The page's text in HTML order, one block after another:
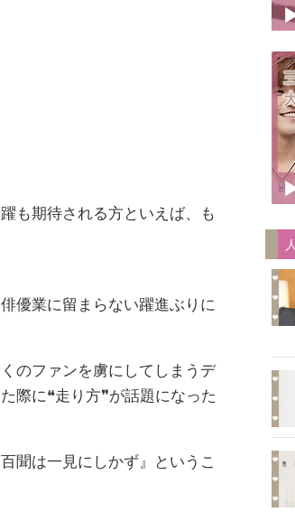
も期待される方といえば、も
優業に留まらない躍進ぶりに
のファンを虜にしてしまうデ
際に❝走り方❞が話題になった
聞は一見にしかず』というこ